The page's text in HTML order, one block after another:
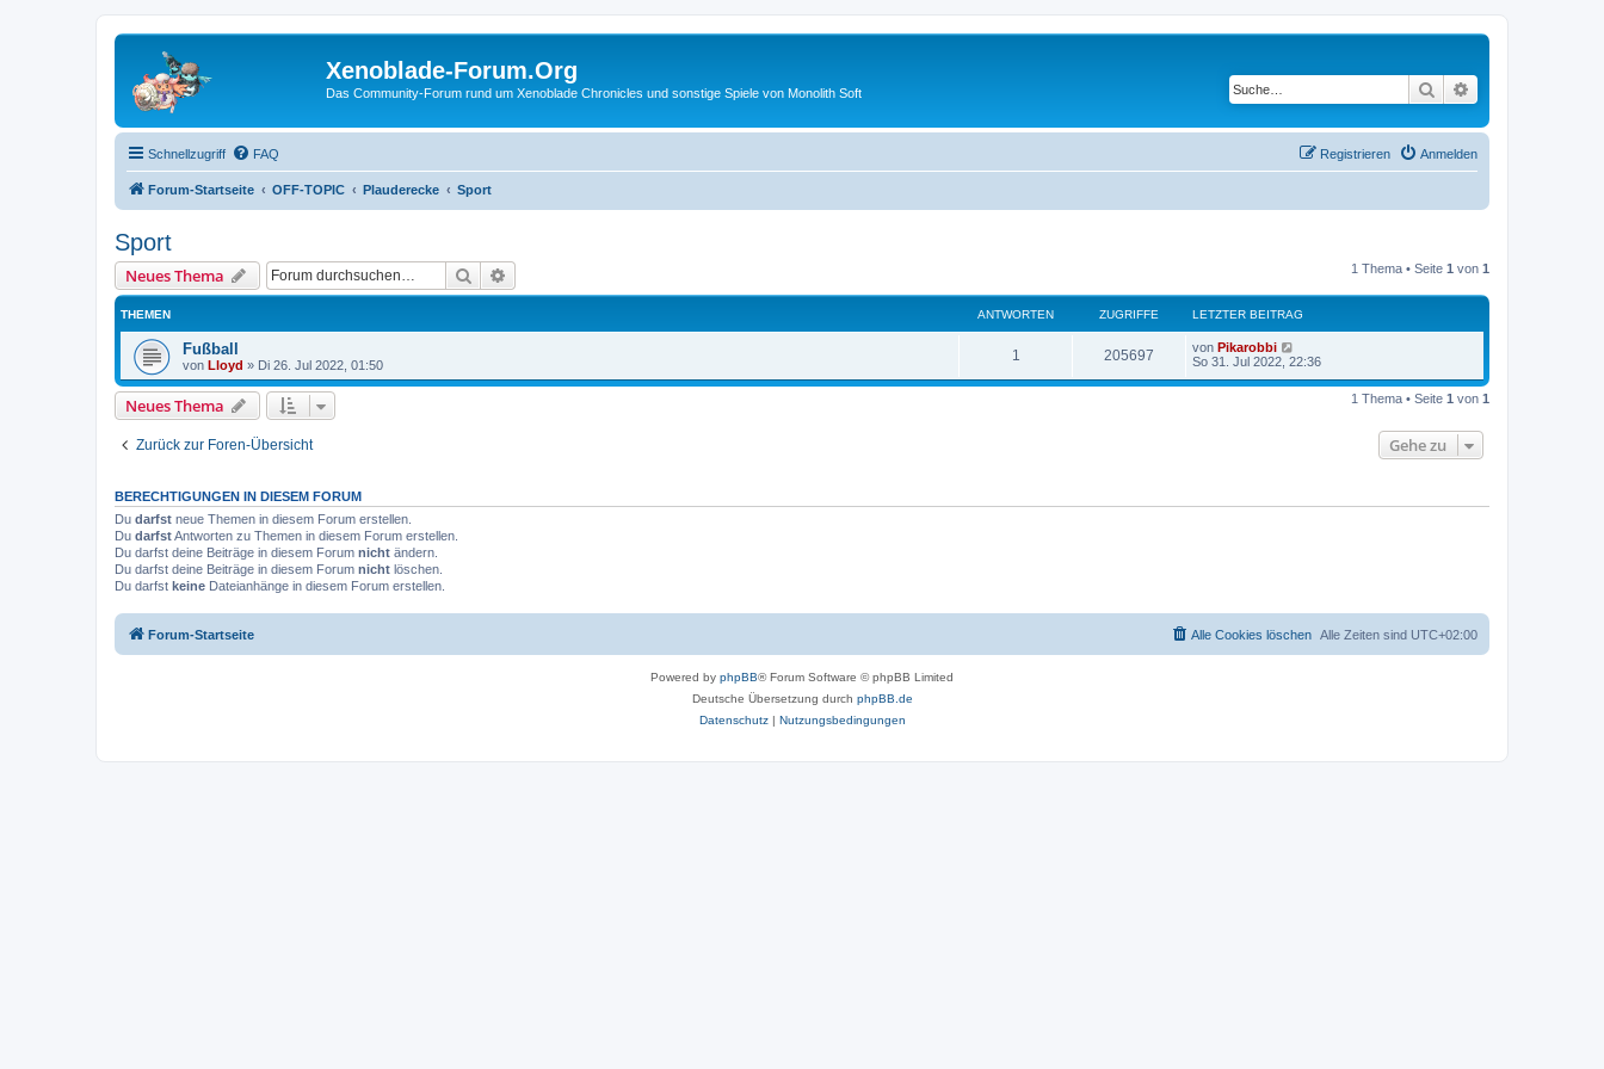
Xenoblade-Forum.Org
Das Community-Forum rund um Xenoblade Chronicles und sonstige Spiele von Monolith Soft Suche
Schnellzugriff FAQ Anmelden
Registrieren
Forum-Startseite OFF-TOPIC Plauderecke Sport
Sport
Neues Thema Suche 1 Thema • Seite 1 von 1
THEMEN ANTWORTEN ZUGRIFFE LETZTER BEITRAG
Fußball
von Lloyd » Di 26. Jul 2022, 01:50
1 205697 von Pikarobbi
So 31. Jul 2022, 22:36
Neues Thema 1 Thema • Seite 1 von 1
Zurück zur Foren-Übersicht Gehe zu
BERECHTIGUNGEN IN DIESEM FORUM
Du darfst neue Themen in diesem Forum erstellen.
Du darfstAntworten zu Themen in diesem Forum erstellen.
Du darfst deine Beiträge in diesem Forum nicht ändern.
Du darfst deine Beiträge in diesem Forum nicht löschen.
Du darfst keine Dateianhänge in diesem Forum erstellen.
Forum-Startseite Alle Zeiten sind UTC+02:00
Alle Cookies löschen
Powered by phpBB® Forum Software © phpBB Limited
Deutsche Übersetzung durch phpBB.de
Datenschutz| Nutzungsbedingungen